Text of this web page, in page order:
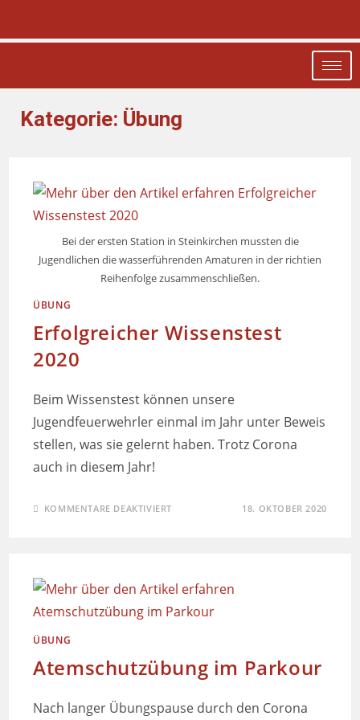
Kategorie: Übung
Bei der ersten Station in Steinkirchen mussten die
Jugendlichen die wasserführenden Amaturen in der richtien
Reihenfolge zusammenschließen.
ÜBUNG
Erfolgreicher Wissenstest
2020
Beim Wissenstest können unsere
Jugendfeuerwehrler einmal im Jahr unter Beweis
stellen, was sie gelernt haben. Trotz Corona
auch in diesem Jahr!
KOMMENTARE DEAKTIVIERT 18. OKTOBER 2020
ÜBUNG
Atemschutzübung im Parkour
Nach langer Übungspause durch den Corona